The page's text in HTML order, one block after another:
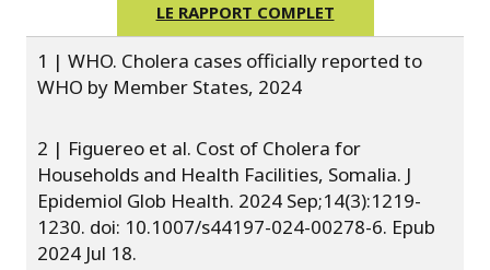
LE RAPPORT COMPLET
1 | WHO. Cholera cases officially reported to
WHO by Member States, 2024
2 | Figuereo et al. Cost of Cholera for
Households and Health Facilities, Somalia. J
Epidemiol Glob Health. 2024 Sep;14(3):1219-
1230. doi: 10.1007/s44197-024-00278-6. Epub
2024 Jul 18.